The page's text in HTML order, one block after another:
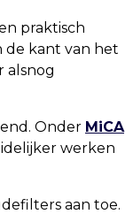
praktisch
de kant van het
alsnog
Onder MiCA
werken
aan toe.